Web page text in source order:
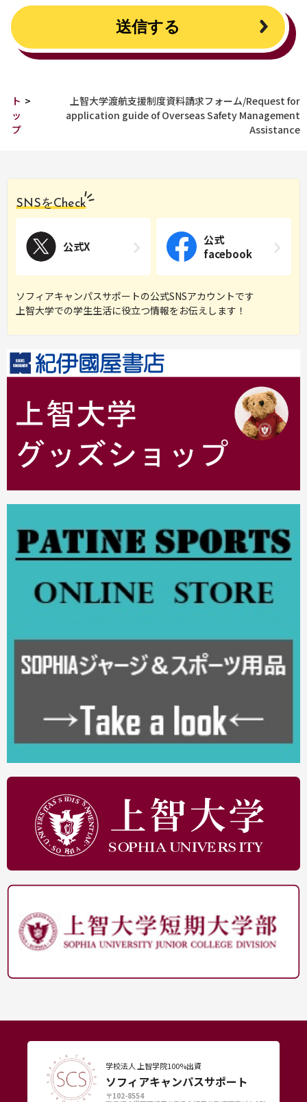
ト
ッ
プ
>
上智大学渡航支援制度資料請求フォーム/Request for
application guide of Overseas Safety Management
Assistance
SNSをCheck
公式X
公式
facebook
ソフィアキャンパスサポートの公式SNSアカウントです
上智大学での学生生活に役立つ情報をお伝えします！
学校法人 上智学院100%出資
ソフィアキャンパスサポート
〒102-8554